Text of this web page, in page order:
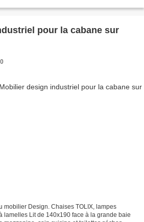
pour la cabane sur
mobilier Design. Chaises TOLIX, lampes
lamelles Lit de 140x190 face à la grande baie